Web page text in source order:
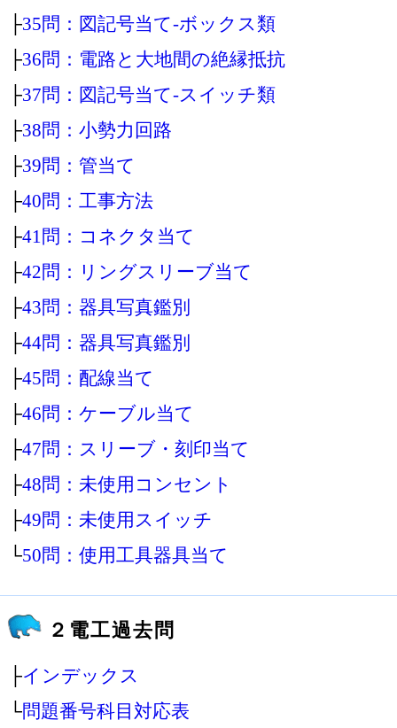
├35問：図記号当て‐ボックス類
├36問：電路と大地間の絶縁抵抗
├37問：図記号当て‐スイッチ類
├38問：小勢力回路
├39問：管当て
├40問：工事方法
├41問：コネクタ当て
├42問：リングスリーブ当て
├43問：器具写真鑑別
├44問：器具写真鑑別
├45問：配線当て
├46問：ケーブル当て
├47問：スリーブ・刻印当て
├48問：未使用コンセント
├49問：未使用スイッチ
└50問：使用工具器具当て
２電工過去問
├インデックス
└問題番号科目対応表